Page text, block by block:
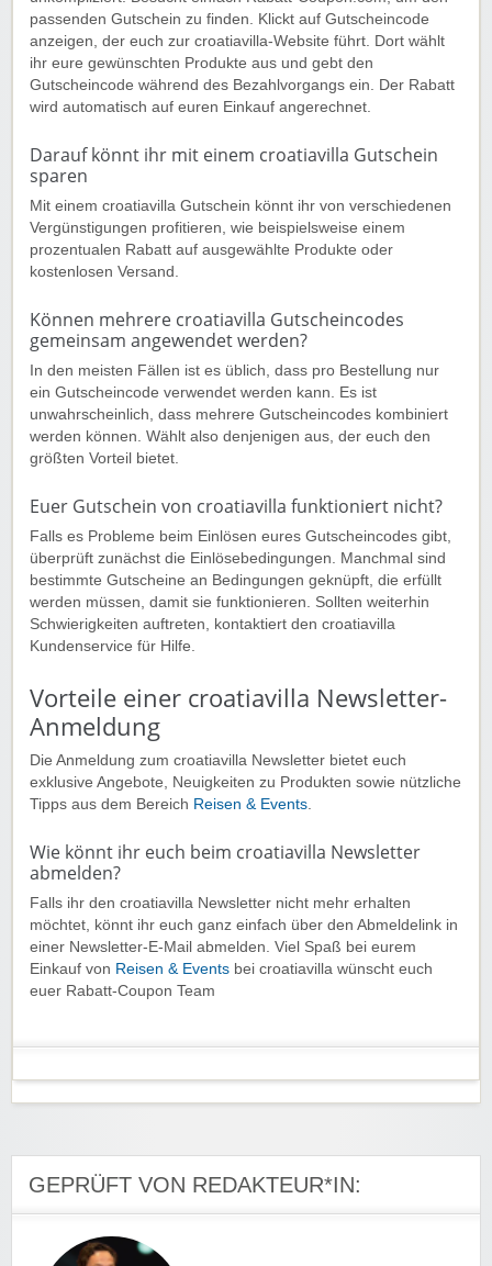
passenden Gutschein zu finden. Klickt auf Gutscheincode
anzeigen, der euch zur croatiavilla-Website führt. Dort wählt
ihr eure gewünschten Produkte aus und gebt den
Gutscheincode während des Bezahlvorgangs ein. Der Rabatt
wird automatisch auf euren Einkauf angerechnet.
Darauf könnt ihr mit einem croatiavilla Gutschein
sparen
Mit einem croatiavilla Gutschein könnt ihr von verschiedenen
Vergünstigungen profitieren, wie beispielsweise einem
prozentualen Rabatt auf ausgewählte Produkte oder
kostenlosen Versand.
Können mehrere croatiavilla Gutscheincodes
gemeinsam angewendet werden?
In den meisten Fällen ist es üblich, dass pro Bestellung nur
ein Gutscheincode verwendet werden kann. Es ist
unwahrscheinlich, dass mehrere Gutscheincodes kombiniert
werden können. Wählt also denjenigen aus, der euch den
größten Vorteil bietet.
Euer Gutschein von croatiavilla funktioniert nicht?
Falls es Probleme beim Einlösen eures Gutscheincodes gibt,
überprüft zunächst die Einlösebedingungen. Manchmal sind
bestimmte Gutscheine an Bedingungen geknüpft, die erfüllt
werden müssen, damit sie funktionieren. Sollten weiterhin
Schwierigkeiten auftreten, kontaktiert den croatiavilla
Kundenservice für Hilfe.
Vorteile einer croatiavilla Newsletter-
Anmeldung
Die Anmeldung zum croatiavilla Newsletter bietet euch
exklusive Angebote, Neuigkeiten zu Produkten sowie nützliche
Tipps aus dem Bereich Reisen & Events
Wie könnt ihr euch beim croatiavilla Newsletter
abmelden?
Falls ihr den croatiavilla Newsletter nicht mehr erhalten
möchtet, könnt ihr euch ganz einfach über den Abmeldelink in
einer Newsletter-E-Mail abmelden. Viel Spaß bei eurem
Einkauf von Reisen & Events bei croatiavilla wünscht euch
euer Rabatt-Coupon Team
GEPRÜFT VON REDAKTEUR*IN: